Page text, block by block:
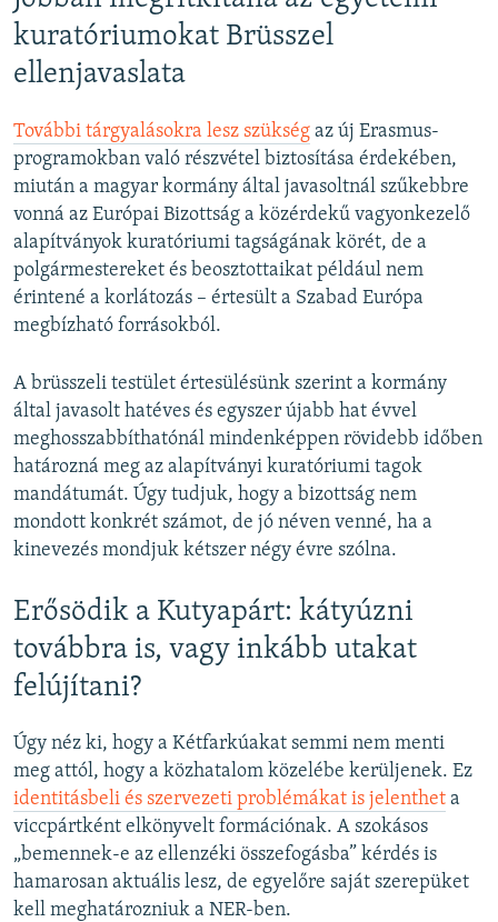
kuratóriumokat Brüsszel
ellenjavaslata
További tárgyalásokra lesz szükség az új Erasmus-
programokban való részvétel biztosítása érdekében,
miután a magyar kormány által javasoltnál szűkebbre
vonná az Európai Bizottság a közérdekű vagyonkezelő
alapítványok kuratóriumi tagságának körét, de a
polgármestereket és beosztottaikat például nem
érintené a korlátozás – értesült a Szabad Európa
megbízható forrásokból.
A brüsszeli testület értesülésünk szerint a kormány
által javasolt hatéves és egyszer újabb hat évvel
meghosszabbíthatónál mindenképpen rövidebb időben
határozná meg az alapítványi kuratóriumi tagok
mandátumát. Úgy tudjuk, hogy a bizottság nem
mondott konkrét számot, de jó néven venné, ha a
kinevezés mondjuk kétszer négy évre szólna.
Erősödik a Kutyapárt: kátyúzni
továbbra is, vagy inkább utakat
felújítani?
Úgy néz ki, hogy a Kétfarkúakat semmi nem menti
meg attól, hogy a közhatalom közelébe kerüljenek. Ez
identitásbeli és szervezeti problémákat is jelenthet a
viccpártként elkönyvelt formációnak. A szokásos
„bemennek-e az ellenzéki összefogásba” kérdés is
hamarosan aktuális lesz, de egyelőre saját szerepüket
kell meghatározniuk a NER-ben.